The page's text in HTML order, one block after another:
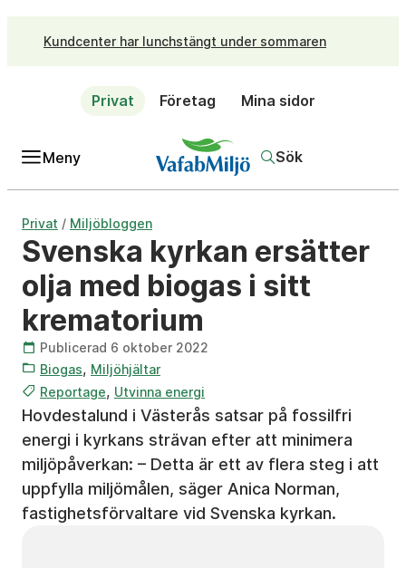
Kundcenter har lunchstängt under sommaren
Privat Företag Mina sidor
Meny Sök
Privat / Miljöbloggen
Svenska kyrkan ersätter
olja med biogas i sitt
krematorium
Publicerad 6 oktober 2022
Biogas, Miljöhjältar
Reportage, Utvinna energi
Hovdestalund i Västerås satsar på fossilfri
energi i kyrkans strävan efter att minimera
miljöpåverkan: – Detta är ett av flera steg i att
uppfylla miljömålen, säger Anica Norman,
fastighetsförvaltare vid Svenska kyrkan.